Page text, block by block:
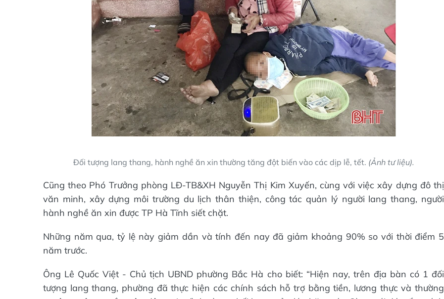
Đối tượng lang thang, hành nghề ăn xin thường tăng đột biến vào các dịp lễ, tết. (Ảnh tư liệu).
Cũng theo Phó Trưởng phòng LĐ-TB&XH Nguyễn Thị Kim Xuyến, cùng với việc xây dựng đô thị
văn minh, xây dựng môi trường du lịch thân thiện, công tác quản lý người lang thang, người
hành nghề ăn xin được TP Hà Tĩnh siết chặt.
Những năm qua, tỷ lệ này giảm dần và tính đến nay đã giảm khoảng 90% so với thời điểm 5
năm trước.
Ông Lê Quốc Việt - Chủ tịch UBND phường Bắc Hà cho biết: “Hiện nay, trên địa bàn có 1 đối
tượng lang thang, phường đã thực hiện các chính sách hỗ trợ bằng tiền, lương thực và thường